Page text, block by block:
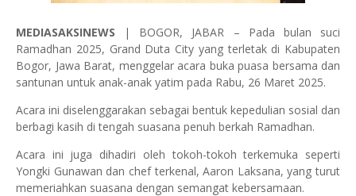
MEDIASAKSINEWS | BOGOR, JABAR – Pada bulan suci
Ramadhan 2025, Grand Duta City yang terletak di Kabupaten
Bogor, Jawa Barat, menggelar acara buka puasa bersama dan
santunan untuk anak-anak yatim pada Rabu, 26 Maret 2025.
Acara ini diselenggarakan sebagai bentuk kepedulian sosial dan
berbagi kasih di tengah suasana penuh berkah Ramadhan.
Acara ini juga dihadiri oleh tokoh-tokoh terkemuka seperti
Yongki Gunawan dan chef terkenal, Aaron Laksana, yang turut
memeriahkan suasana dengan semangat kebersamaan.